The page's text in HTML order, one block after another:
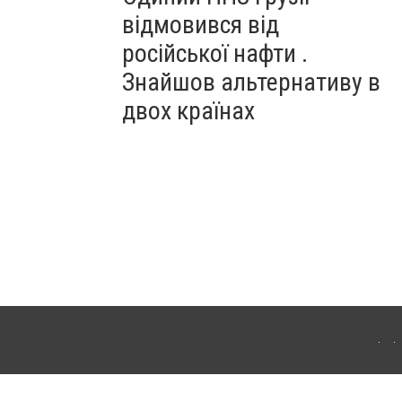
відмовився від
російської нафти .
Знайшов альтернативу в
двох країнах